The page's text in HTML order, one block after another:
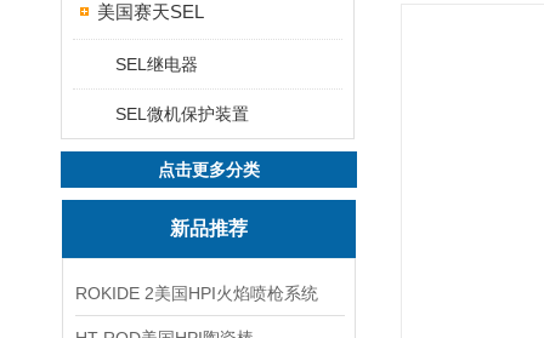
美国赛天SEL
SEL继电器
SEL微机保护装置
点击更多分类
新品推荐
ROKIDE 2美国HPI火焰喷枪系统